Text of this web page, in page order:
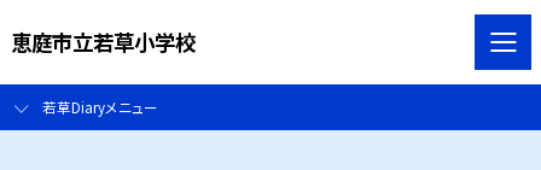
恵庭市立若草小学校
若草Diaryメニュー